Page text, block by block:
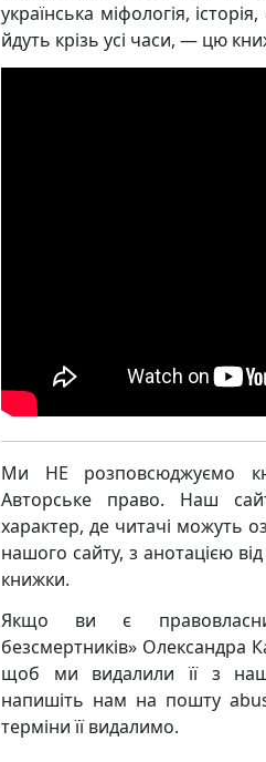
українська міфологія,
йдуть крізь усі часи, — цю
Ми НЕ розповсюджуємо
Авторське право. Наш
характер, де читачі можуть
нашого сайту, з анотацією
книжки.
Якщо ви є
безсмертників» Олександра
щоб ми видалили її з
напишіть нам на пошту
терміни її видалимо.